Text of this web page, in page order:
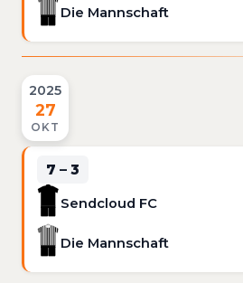
Die Mannschaft
2025
27
OKT
7 – 3
Sendcloud FC
Die Mannschaft